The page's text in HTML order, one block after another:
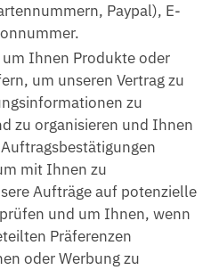
Paypal), E-
um Ihnen Produkte oder
um unseren Vertrag zu
zu
zu organisieren und Ihnen
mit Ihnen zu
Aufträge auf potenzielle
und um Ihnen, wenn
Präferenzen
oder Werbung zu